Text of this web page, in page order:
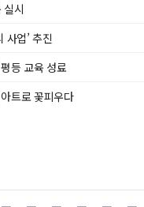
시
사업’ 추진
등 교육 성료
트로 꽃피우다